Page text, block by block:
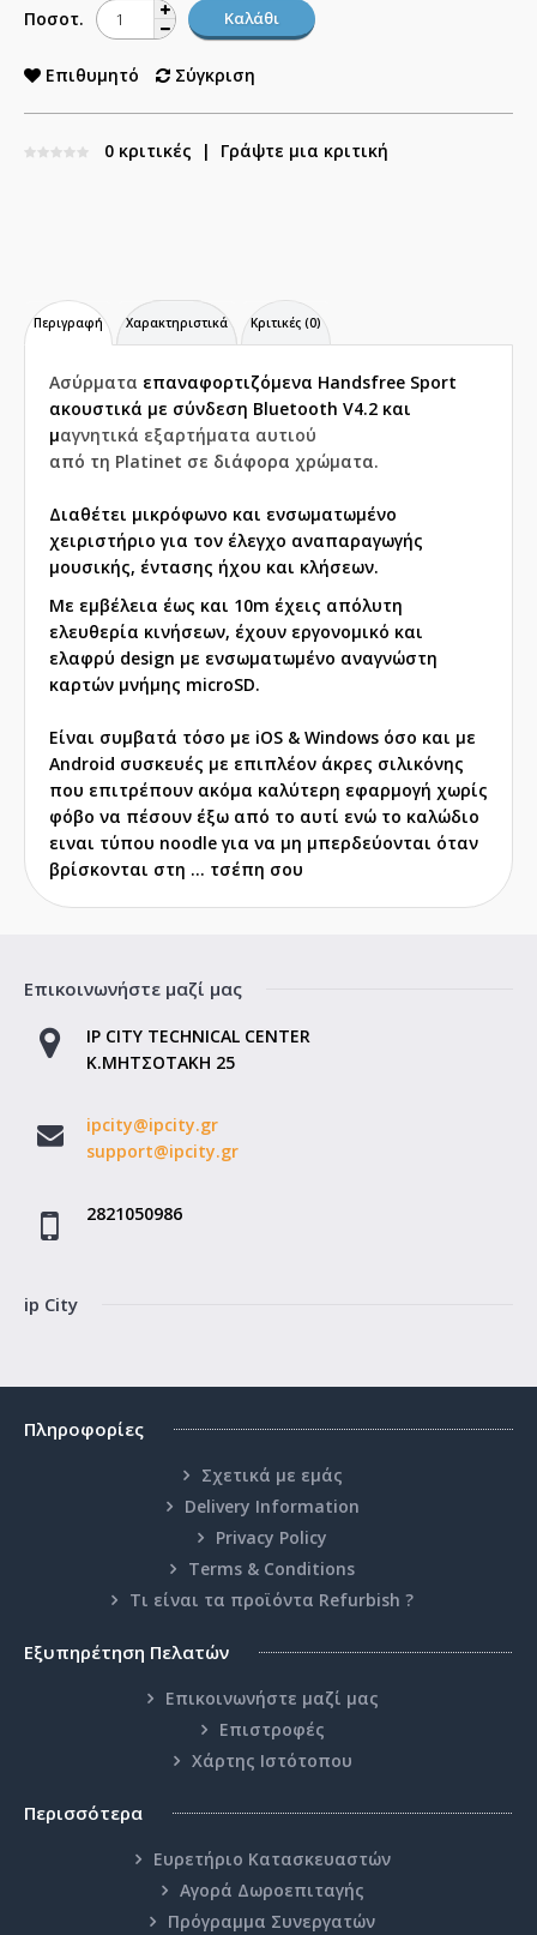
Ποσοτ.
Επιθυμητό Σύγκριση
0 κριτικές | Γράψτε μια κριτική
Περιγραφή Χαρακτηριστικά Κριτικές (0)
Ασύρματα επαναφορτιζόμενα Handsfree Sport
ακουστικά με σύνδεση Bluetooth V4.2 και
μαγνητικά εξαρτήματα αυτιού
από τη Platinet σε διάφορα χρώματα.
Διαθέτει μικρόφωνο και ενσωματωμένο
χειριστήριο για τον έλεγχο αναπαραγωγής
μουσικής, έντασης ήχου και κλήσεων.
Με εμβέλεια έως και 10m έχεις απόλυτη
ελευθερία κινήσεων, έχουν εργονομικό και
ελαφρύ design με ενσωματωμένο αναγνώστη
καρτών μνήμης microSD.
Είναι συμβατά τόσο με iOS & Windows όσο και με
Android συσκευές με επιπλέον άκρες σιλικόνης
που επιτρέπουν ακόμα καλύτερη εφαρμογή χωρίς
φόβο να πέσουν έξω από το αυτί ενώ το καλώδιο
ειναι τύπου noodle για να μη μπερδεύονται όταν
βρίσκονται στη ... τσέπη σου
Επικοινωνήστε μαζί μας
IP CITY TECHNICAL CENTER
Κ.ΜΗΤΣΟΤΑΚΗ 25
ipcity@ipcity.gr
support@ipcity.gr
2821050986
ip City
Πληροφορίες
Σχετικά με εμάς
Delivery Information
Privacy Policy
Terms & Conditions
Τι είναι τα προϊόντα Refurbish ?
Εξυπηρέτηση Πελατών
Επικοινωνήστε μαζί μας
Επιστροφές
Χάρτης Ιστότοπου
Περισσότερα
Ευρετήριο Κατασκευαστών
Αγορά Δωροεπιταγής
Πρόγραμμα Συνεργατών